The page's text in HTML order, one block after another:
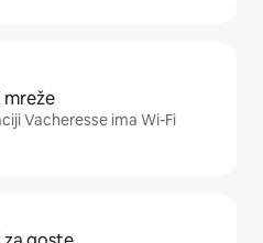
Vacheresse ima Wi-Fi